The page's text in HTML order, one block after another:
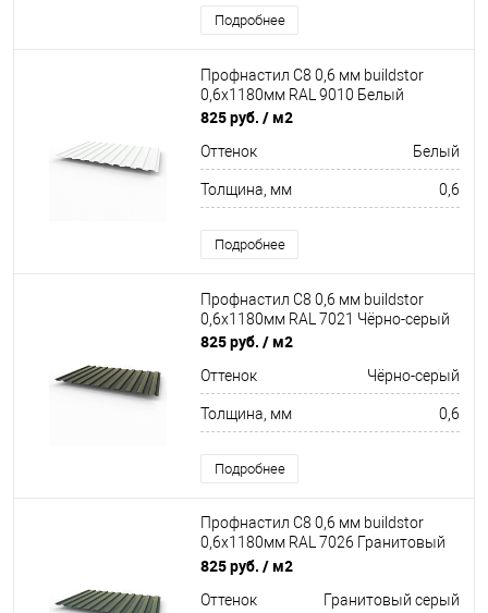
Подробнее
Профнастил С8 0,6 мм buildstor
0,6х1180мм RAL 9010 Белый
825 руб. / м2
Оттенок Белый
Толщина, мм 0,6
Подробнее
Профнастил С8 0,6 мм buildstor
0,6х1180мм RAL 7021 Чёрно-серый
825 руб. / м2
Оттенок Чёрно-серый
Толщина, мм 0,6
Подробнее
Профнастил С8 0,6 мм buildstor
0,6х1180мм RAL 7026 Гранитовый
серый
825 руб. / м2
Оттенок Гранитовый серый